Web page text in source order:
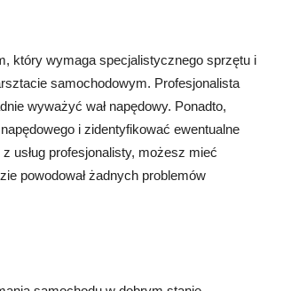
który wymaga specjalistycznego sprzętu i
samochodowym. Profesjonalista
wyważyć wał napędowy. Ponadto,
i zidentyfikować ewentualne
usług profesjonalisty, możesz mieć
powodował żadnych problemów